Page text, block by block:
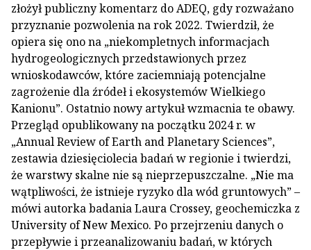
złożył publiczny komentarz do ADEQ, gdy rozważano
przyznanie pozwolenia na rok 2022. Twierdził, że
opiera się ono na „niekompletnych informacjach
hydrogeologicznych przedstawionych przez
wnioskodawców, które zaciemniają potencjalne
zagrożenie dla źródeł i ekosystemów Wielkiego
Kanionu”. Ostatnio nowy artykuł wzmacnia te obawy.
Przegląd opublikowany na początku 2024 r. w
„Annual Review of Earth and Planetary Sciences”,
zestawia dziesięciolecia badań w regionie i twierdzi,
że warstwy skalne nie są nieprzepuszczalne. „Nie ma
wątpliwości, że istnieje ryzyko dla wód gruntowych” –
mówi autorka badania Laura Crossey, geochemiczka z
University of New Mexico. Po przejrzeniu danych o
przepływie i przeanalizowaniu badań, w których